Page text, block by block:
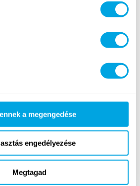
a megengedése
engedélyezése
Megtagad